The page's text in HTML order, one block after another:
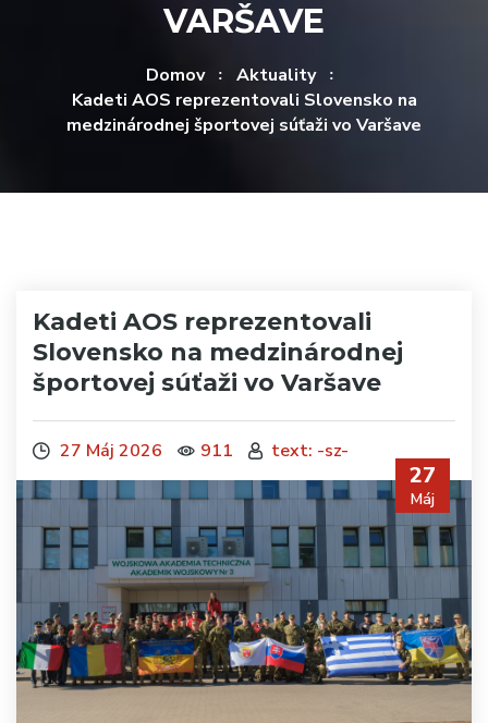
VARŠAVE
Domov
Aktuality
Kadeti AOS reprezentovali Slovensko na
medzinárodnej športovej súťaži vo Varšave
Kadeti AOS reprezentovali
Slovensko na medzinárodnej
športovej súťaži vo Varšave
27 Máj 2026 911 text: -sz-
27
Máj